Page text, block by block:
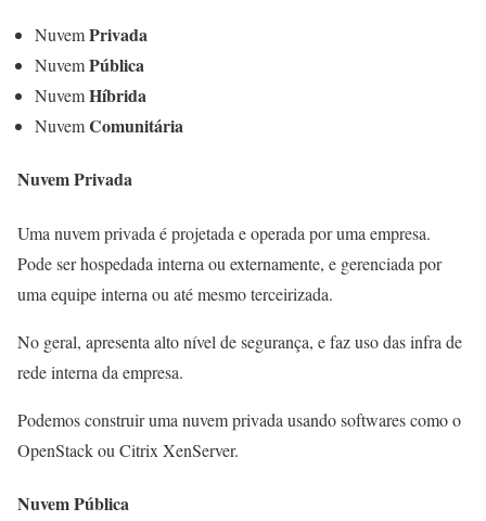
NuvemPrivada
NuvemPública
NuvemHíbrida
NuvemComunitária
Nuvem Privada
Uma nuvem privada é projetada e operada por uma empresa.
Pode ser hospedada interna ou externamente, e gerenciada por
uma equipe interna ou até mesmo terceirizada.
No geral, apresenta alto nível de segurança, e faz uso das infra de
rede interna da empresa.
Podemos construir uma nuvem privada usando softwares como o
OpenStack ou Citrix XenServer.
Nuvem Pública